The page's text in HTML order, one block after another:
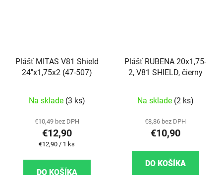
Plášť MITAS V81 Shield
24"x1,75x2 (47-507)
Na sklade (3 ks)
€10,49 bez DPH
€12,90
Jednotková cena:
€12,90 / 1 ks
DO KOŠÍKA
Plášť RUBENA 20x1,75-
2, V81 SHIELD, čierny
Na sklade (2 ks)
€8,86 bez DPH
€10,90
DO KOŠÍKA